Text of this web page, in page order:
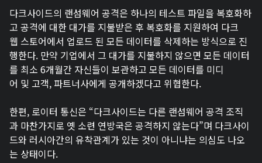
다크사이드의 랜섬웨어 공격은 하나의 테스트 파일을 복호화하
고 공격에 대한 대가를 지불받은 후 복호화를 지원하여 다크
웹 스토어에서 업로드 된 모든 데이터를 삭제하는 방식으로 진
행한다. 만약 기업에서 그 대가를 지불하지 않으면 모든 데이터
를 최소 6개월간 자신들이 보관하고 모든 데이터를 미디
어 및 고객, 파트너사에게 공개하겠다고 위협한다.
한편, 로이터 통신은 “다크사이드는 다른 랜섬웨어 공격 조직
과 마찬가지로 옛 소련 연방국은 공격하지 않는다”며 다크사이
드와 러시아간의 유착관계가 있는 것이 아니냐는 의심도 나오
는 상태이다.